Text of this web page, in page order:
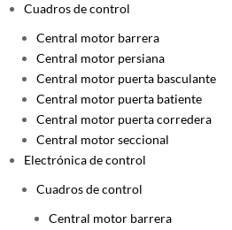
Cuadros de control
Central motor barrera
Central motor persiana
Central motor puerta basculante
Central motor puerta batiente
Central motor puerta corredera
Central motor seccional
Electrónica de control
Cuadros de control
Central motor barrera